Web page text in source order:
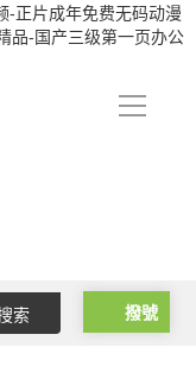
-正片成年免费无码动漫
品-国产三级第一页办公
导
撥號